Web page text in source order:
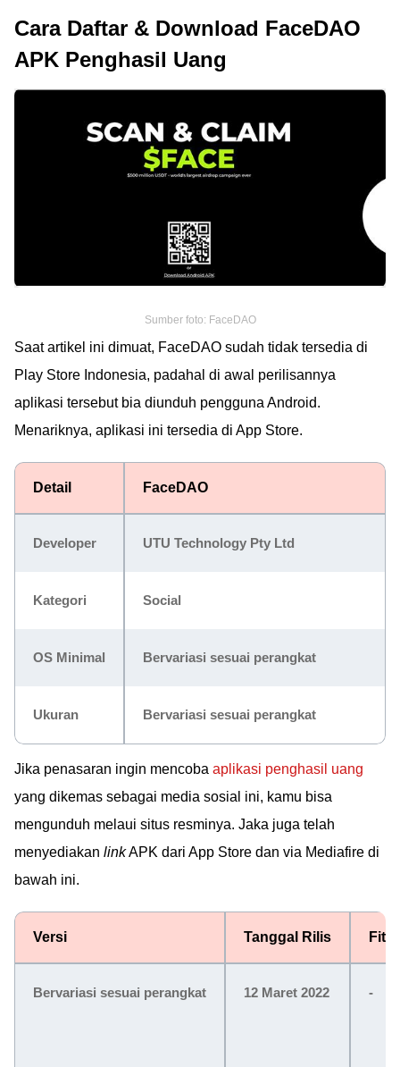
Cara Daftar & Download FaceDAO
APK Penghasil Uang
Sumber foto: FaceDAO
Saat artikel ini dimuat, FaceDAO sudah tidak tersedia di
Play Store Indonesia, padahal di awal perilisannya
aplikasi tersebut bia diunduh pengguna Android.
Menariknya, aplikasi ini tersedia di App Store.
Detail FaceDAO
Developer UTU Technology Pty Ltd
Kategori Social
OS Minimal Bervariasi sesuai perangkat
Ukuran Bervariasi sesuai perangkat
Jika penasaran ingin mencoba aplikasi penghasil uang
yang dikemas sebagai media sosial ini, kamu bisa
mengunduh melaui situs resminya. Jaka juga telah
menyediakan linkAPK dari App Store dan via Mediafire di
bawah ini.
Versi Tanggal Rilis
Bervariasi sesuai perangkat 12 Maret 2022 -